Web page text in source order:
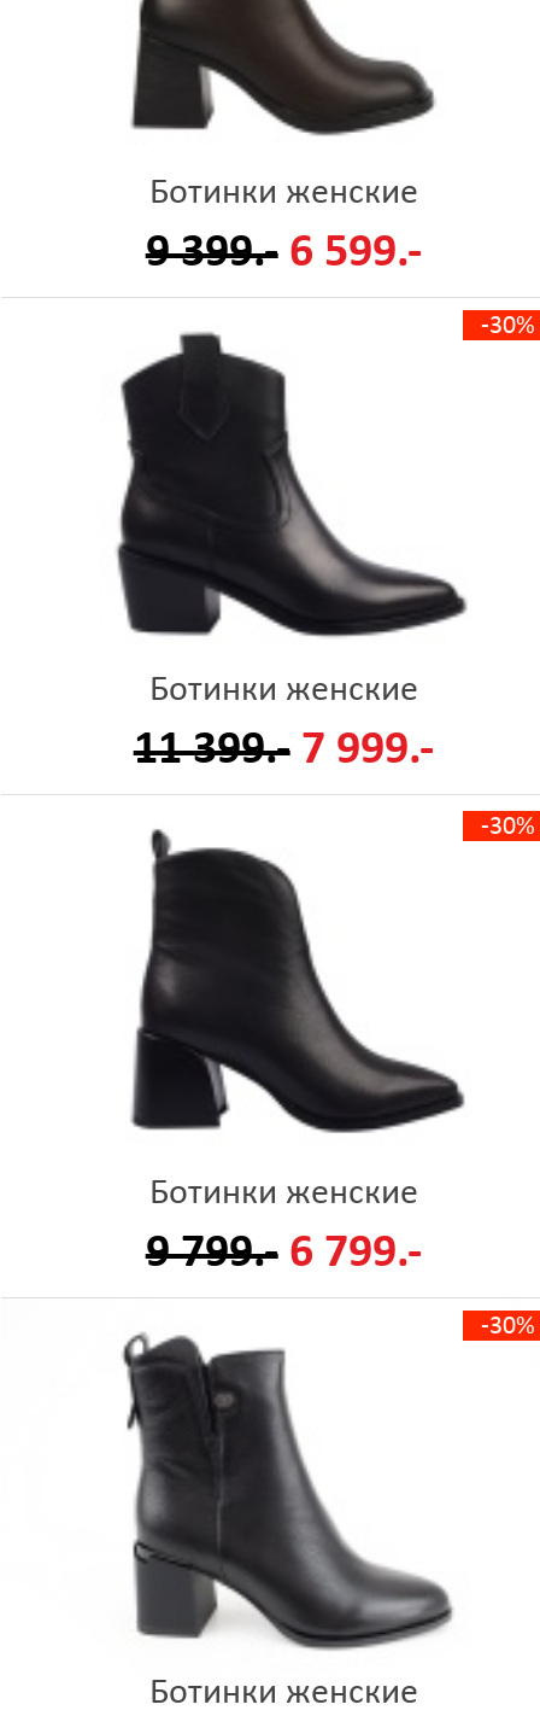
Ботинки женские
9 399.- 6 599.-
-30%
Ботинки женские
11 399.- 7 999.-
-30%
Ботинки женские
9 799.- 6 799.-
-30%
Ботинки женские